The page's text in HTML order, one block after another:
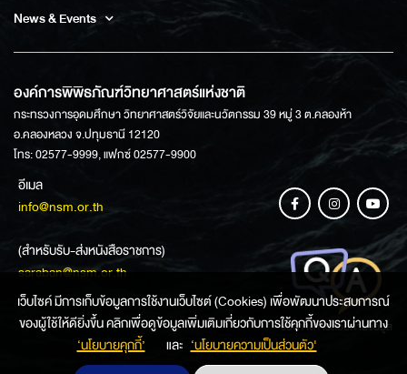
News & Events
องค์การพิพิธภัณฑ์วิทยาศาสตร์แห่งชาติ
กระทรวงการอุดมศึกษา วิทยาศาสตร์วิจัยและนวัตกรรม 39 หมู่ 3 ต.คลองห้า
อ.คลองหลวง จ.ปทุมธานี 12120
โทร: 02577-9999, แฟกซ์ 02577-9900
อีเมล
info@nsm.or.th
(สำหรับรับ-ส่งหนังสือราชการ)
saraban@nsm.or.th
ช่องทางการสอบถามข้อมูล
เว็บไซค์ มีการเก็บข้อมูลการใช้งานเว็บไซต์ (Cookies) เพื่อพัฒนาประสบการณ์
ของผู้ใช้ให้ดียิ่งขึ้น คลิกเพื่อดูข้อมูลเพิ่มเติมเกี่ยวกับการใช้คุกกี้ของเราผ่านทาง
‘นโยบายคุกกี้’
และ ‘นโยบายความเป็นส่วนตัว'